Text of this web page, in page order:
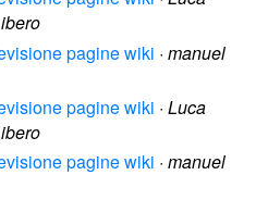
pagine wiki · manuel
pagine wiki · Luca
pagine wiki · manuel